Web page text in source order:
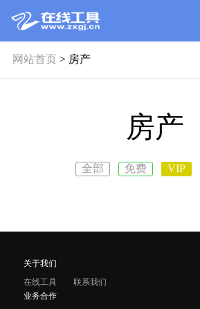
网站首页> 房产
房产
全部 免费 VIP
关于我们
在线工具
联系我们
业务合作